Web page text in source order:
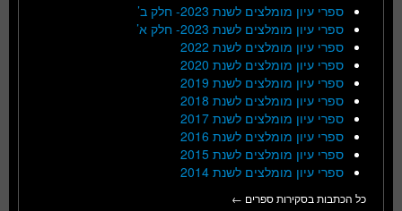
ספרי עיון מומלצים לשנת 2023- חלק ב’
ספרי עיון מומלצים לשנת 2023- חלק א’
ספרי עיון מומלצים לשנת 2022
ספרי עיון מומלצים לשנת 2020
ספרי עיון מומלצים לשנת 2019
ספרי עיון מומלצים לשנת 2018
ספרי עיון מומלצים לשנת 2017
ספרי עיון מומלצים לשנת 2016
ספרי עיון מומלצים לשנת 2015
ספרי עיון מומלצים לשנת 2014
כל הכתבות בסקירות ספרים ←